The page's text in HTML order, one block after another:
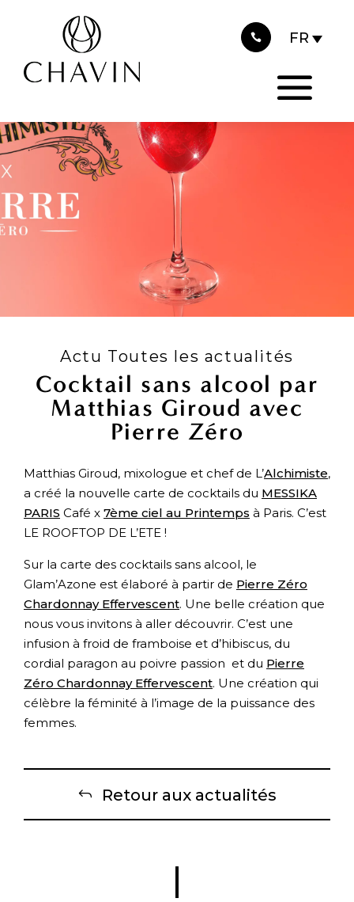
Actu Toutes les actualités
Cocktail sans alcool par
Matthias Giroud avec
Pierre Zéro
Matthias Giroud, mixologue et chef de L’Alchimiste,
a créé la nouvelle carte de cocktails du MESSIKA
PARIS Café x 7ème ciel au Printemps à Paris. C’est
LE ROOFTOP DE L’ETE !
Sur la carte des cocktails sans alcool, le
Glam’Azone est élaboré à partir de Pierre Zéro
Chardonnay Effervescent. Une belle création que
nous vous invitons à aller découvrir. C’est une
infusion à froid de framboise et d’hibiscus, du
cordial paragon au poivre passion et du Pierre
Zéro Chardonnay Effervescent. Une création qui
célèbre la féminité à l’image de la puissance des
femmes.
Retour aux actualités